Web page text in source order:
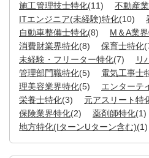
施工管理技士特化(11) 不動産
ITエンジニア(未経験)特化(10)
自動車整備士特化(8) M＆A業
消費財業界特化(8) 保育士特化
未経験・フリーター特化(7) リ
管理部門職特化(5) 電気工事士
理美容業界特化(5) エンターテ
栄養士特化(3) 元アスリート特
保険業界特化(2) 薬剤師特化(1)
地方特化(IターンUターン含む)(1)